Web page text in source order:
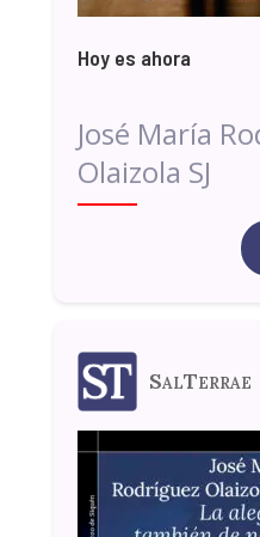
Hoy es ahora
José María
Olaizola SJ
SalTerrae